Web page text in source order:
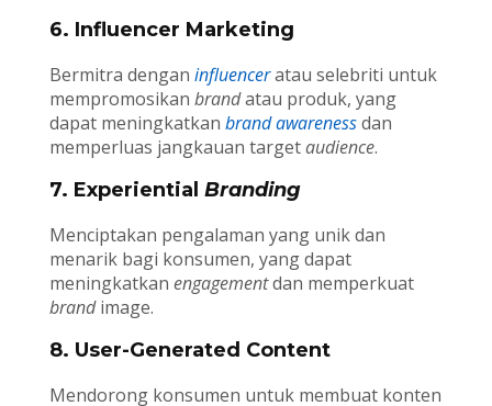
6. Influencer Marketing
Bermitra dengan influenceratau selebriti untuk
mempromosikan brandatau produk, yang
dapat meningkatkan brand awarenessdan
memperluas jangkauan targetaudience.
7. Experiential Branding
Menciptakan pengalaman yang unik dan
menarik bagi konsumen, yang dapat
meningkatkan engagementdan memperkuat
brandimage.
8. User-Generated Content
Mendorong konsumen untuk membuat konten